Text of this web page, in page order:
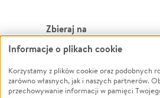
Zbieraj na
Leczenie
Zwierzęta
Pożar
Informacje o plikach cookie
Korzystamy z plików cookie oraz podobnych
zarówno własnych, jak i naszych partnerów.
przechowywanie informacji w pamięci